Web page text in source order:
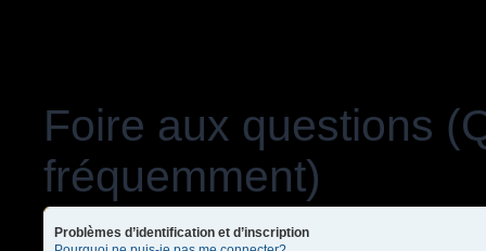
Foire aux questions
fréquemment)
Problèmes d’identification et d’inscription